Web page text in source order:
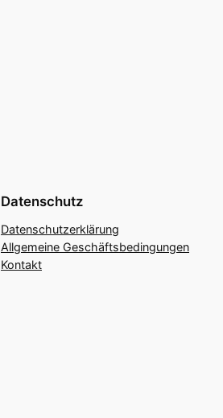
Datenschutz
Datenschutzerklärung
Allgemeine Geschäftsbedingungen
Kontakt